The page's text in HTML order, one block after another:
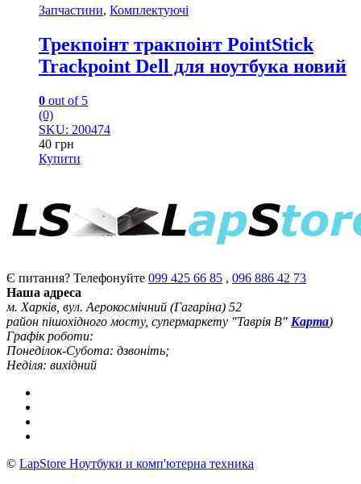
Запчастини, Комплектуючі
Трекпоінт тракпоінт PointStick
Trackpoint Dell для ноутбука новий
0 out of 5
(0)
SKU: 200474
40 грн
Купити
Є питання? Телефонуйте 099 425 66 85 , 096 886 42 73
Наша адреса
м. Харків, вул. Аерокосмічний (Гагаріна) 52
район пішохідного мосту, супермаркету "Таврія В" Карта)
Графік роботи:
Понеділок-Субота: дзвоніть;
Неділя: вихідний
© LapStore Ноутбуки и комп'ютерна техника